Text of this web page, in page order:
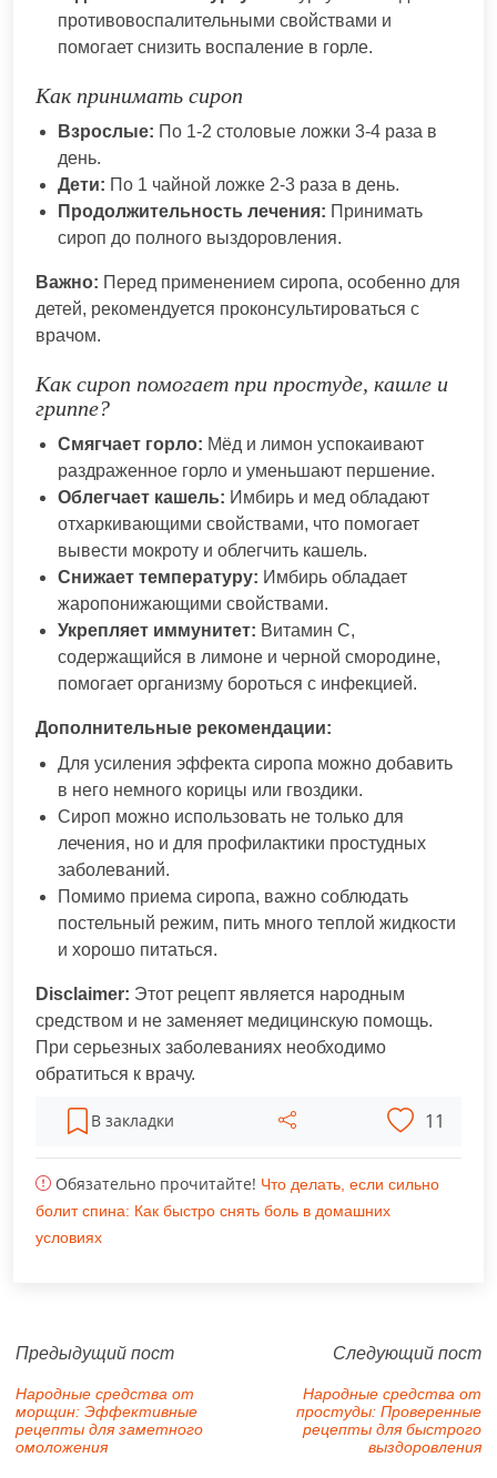
противовоспалительными свойствами и
помогает снизить воспаление в горле.
Как принимать сироп
Взрослые: По 1-2 столовые ложки 3-4 раза в
день.
Дети: По 1 чайной ложке 2-3 раза в день.
Продолжительность лечения: Принимать
сироп до полного выздоровления.
Важно: Перед применением сиропа, особенно для
детей, рекомендуется проконсультироваться с
врачом.
Как сироп помогает при простуде, кашле и
гриппе?
Смягчает горло: Мёд и лимон успокаивают
раздраженное горло и уменьшают першение.
Облегчает кашель: Имбирь и мед обладают
отхаркивающими свойствами, что помогает
вывести мокроту и облегчить кашель.
Снижает температуру: Имбирь обладает
жаропонижающими свойствами.
Укрепляет иммунитет: Витамин C,
содержащийся в лимоне и черной смородине,
помогает организму бороться с инфекцией.
Дополнительные рекомендации:
Для усиления эффекта сиропа можно добавить
в него немного корицы или гвоздики.
Сироп можно использовать не только для
лечения, но и для профилактики простудных
заболеваний.
Помимо приема сиропа, важно соблюдать
постельный режим, пить много теплой жидкости
и хорошо питаться.
Disclaimer: Этот рецепт является народным
средством и не заменяет медицинскую помощь.
При серьезных заболеваниях необходимо
обратиться к врачу.
В закладки 11
Обязательно прочитайте! Что делать, если сильно
болит спина: Как быстро снять боль в домашних
условиях
Предыдущий пост
Народные средства от
морщин: Эффективные
рецепты для заметного
омоложения
Следующий пост
Народные средства от
простуды: Проверенные
рецепты для быстрого
выздоровления